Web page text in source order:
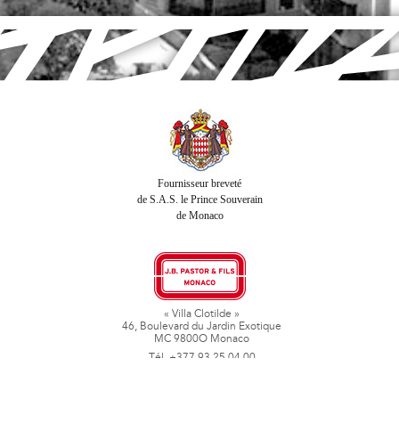
Fournisseur breveté
de S.A.S. le Prince Souverain
de Monaco
« Villa Clotilde »
46, Boulevard du Jardin Exotique
MC 9800O Monaco
Tél. +377 93 25 04 00